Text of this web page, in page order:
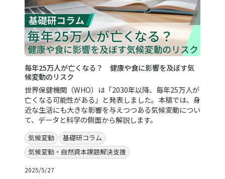
毎年25万人が亡くなる？ 健康や食に影響を及ぼす気
候変動のリスク
世界保健機関（WHO）は「2030年以降、毎年25万人が
亡くなる可能性がある」と発表しました。本稿では、身
近な生活にも大きな影響を与えつつある気候変動につい
て、データと科学の側面から解説します。
気候変動
基礎研コラム
気候変動・自然資本課題解決支援
2025/5/27